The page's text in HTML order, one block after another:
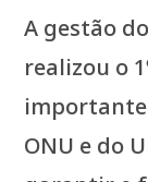
A gestão
realizou o
ONU e do